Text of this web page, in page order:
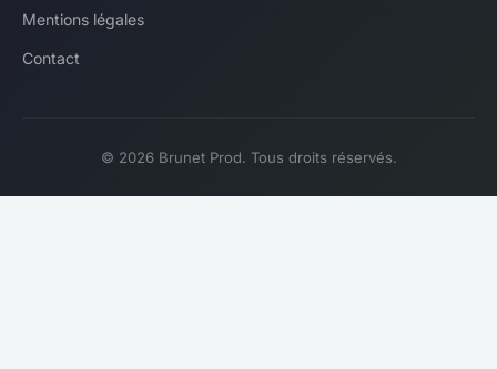
Mentions légales
Contact
© 2026 Brunet Prod. Tous droits réservés.